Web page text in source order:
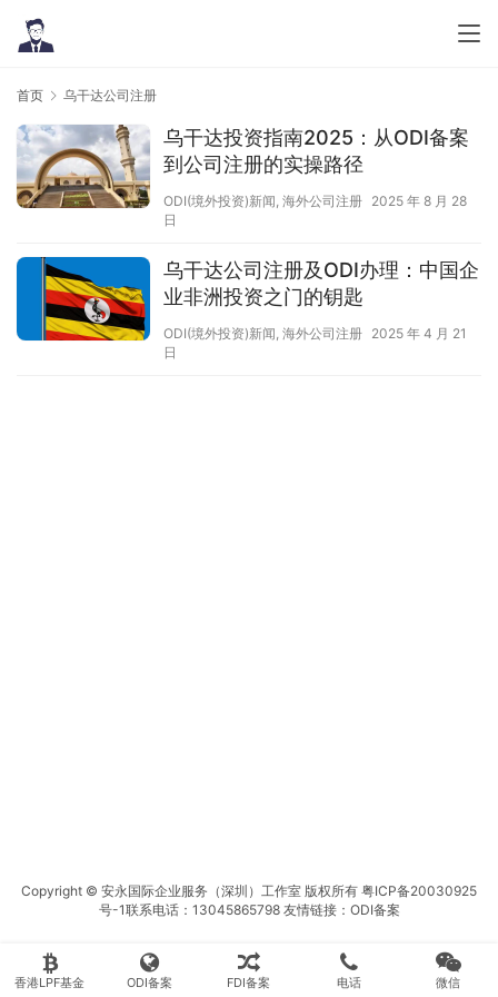
首页 乌干达公司注册
乌干达投资指南2025：从ODI备案
到公司注册的实操路径
ODI(境外投资)新闻, 海外公司注册 2025 年 8 月 28
日
乌干达公司注册及ODI办理：中国企
业非洲投资之门的钥匙
ODI(境外投资)新闻, 海外公司注册 2025 年 4 月 21
日
Copyright © 安永国际企业服务（深圳）工作室 版权所有 粤ICP备20030925
号-1联系电话：13045865798 友情链接： ODI备案
香港LPF基金 ODI备案 FDI备案 电话 微信